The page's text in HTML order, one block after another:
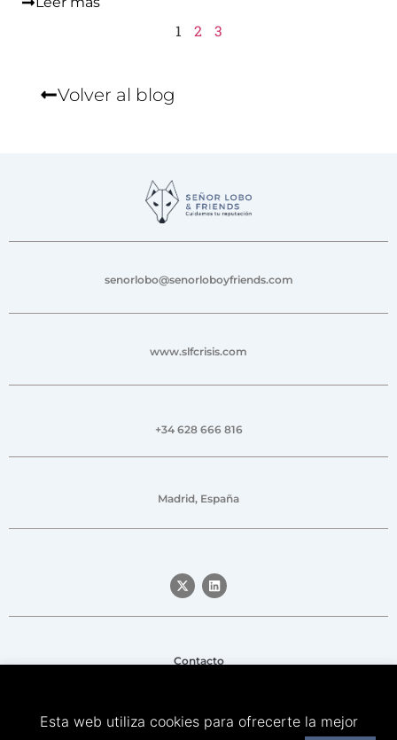
1 2 3
Volver al blog
senorlobo@senorloboyfriends.com
www.slfcrisis.com
+34 628 666 816
Madrid, España
Contacto
Política de privacidad
Esta web utiliza cookies para ofrecerte la mejor